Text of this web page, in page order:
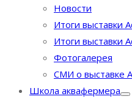
Новости
Итоги выставки
Итоги выставки
Фотогалерея
СМИ о выставке
Школа аквафермера